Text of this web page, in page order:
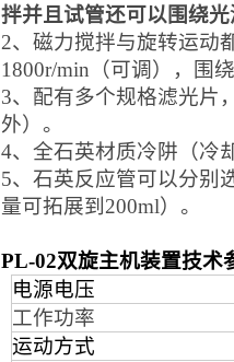
拌并且试管还可以围绕
2、 磁力搅拌与旋转运动
1800r/min（可调），围
3、配有多个规格滤光片
外）。
4、全石英材质冷阱（冷
5、石英反应管可以分别
量可拓展到 200ml）。
PL-02双旋主机装置技术
电源电压
工作功率
运动方式